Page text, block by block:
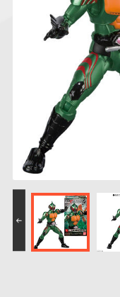
仮面ライダーシリー
PROJECT R.E.D.・
スーパー戦隊シリー
キャラパキ